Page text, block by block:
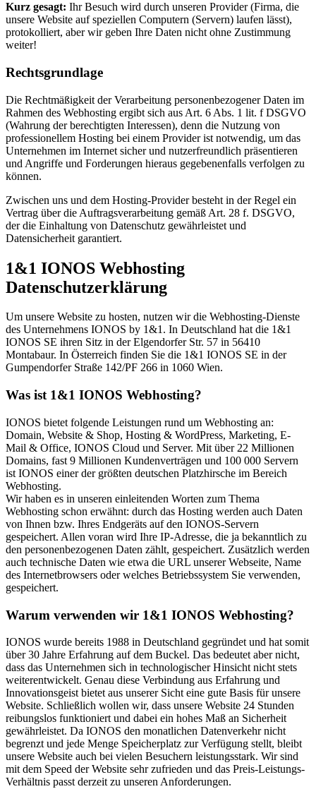
Kurz gesagt: Ihr Besuch wird durch unseren Provider (Firma, die
unsere Website auf speziellen Computern (Servern) laufen lässt),
protokolliert, aber wir geben Ihre Daten nicht ohne Zustimmung
weiter!
Rechtsgrundlage
Die Rechtmäßigkeit der Verarbeitung personenbezogener Daten im
Rahmen des Webhosting ergibt sich aus Art. 6 Abs. 1 lit. f DSGVO
(Wahrung der berechtigten Interessen), denn die Nutzung von
professionellem Hosting bei einem Provider ist notwendig, um das
Unternehmen im Internet sicher und nutzerfreundlich präsentieren
und Angriffe und Forderungen hieraus gegebenenfalls verfolgen zu
können.
Zwischen uns und dem Hosting-Provider besteht in der Regel ein
Vertrag über die Auftragsverarbeitung gemäß Art. 28 f. DSGVO,
der die Einhaltung von Datenschutz gewährleistet und
Datensicherheit garantiert.
1&1 IONOS Webhosting
Datenschutzerklärung
Um unsere Website zu hosten, nutzen wir die Webhosting-Dienste
des Unternehmens IONOS by 1&1. In Deutschland hat die 1&1
IONOS SE ihren Sitz in der Elgendorfer Str. 57 in 56410
Montabaur. In Österreich finden Sie die 1&1 IONOS SE in der
Gumpendorfer Straße 142/PF 266 in 1060 Wien.
Was ist 1&1 IONOS Webhosting?
IONOS bietet folgende Leistungen rund um Webhosting an:
Domain, Website & Shop, Hosting & WordPress, Marketing, E-
Mail & Office, IONOS Cloud und Server. Mit über 22 Millionen
Domains, fast 9 Millionen Kundenverträgen und 100 000 Servern
ist IONOS einer der größten deutschen Platzhirsche im Bereich
Webhosting.
Wir haben es in unseren einleitenden Worten zum Thema
Webhosting schon erwähnt: durch das Hosting werden auch Daten
von Ihnen bzw. Ihres Endgeräts auf den IONOS-Servern
gespeichert. Allen voran wird Ihre IP-Adresse, die ja bekanntlich zu
den personenbezogenen Daten zählt, gespeichert. Zusätzlich werden
auch technische Daten wie etwa die URL unserer Webseite, Name
des Internetbrowsers oder welches Betriebssystem Sie verwenden,
gespeichert.
Warum verwenden wir 1&1 IONOS Webhosting?
IONOS wurde bereits 1988 in Deutschland gegründet und hat somit
über 30 Jahre Erfahrung auf dem Buckel. Das bedeutet aber nicht,
dass das Unternehmen sich in technologischer Hinsicht nicht stets
weiterentwickelt. Genau diese Verbindung aus Erfahrung und
Innovationsgeist bietet aus unserer Sicht eine gute Basis für unsere
Website. Schließlich wollen wir, dass unsere Website 24 Stunden
reibungslos funktioniert und dabei ein hohes Maß an Sicherheit
gewährleistet. Da IONOS den monatlichen Datenverkehr nicht
begrenzt und jede Menge Speicherplatz zur Verfügung stellt, bleibt
unsere Website auch bei vielen Besuchern leistungsstark. Wir sind
mit dem Speed der Website sehr zufrieden und das Preis-Leistungs-
Verhältnis passt derzeit zu unseren Anforderungen.